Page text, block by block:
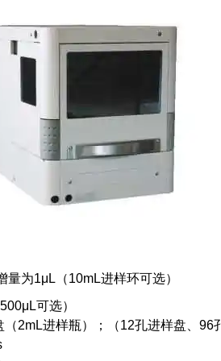
为1μL（10mL进样环可选）
可选）
进样瓶）；（12孔进样盘、96孔